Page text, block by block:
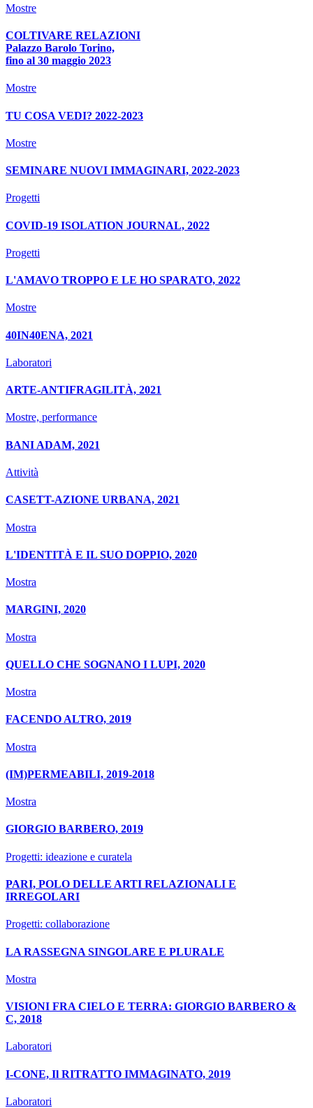
Mostre
COLTIVARE RELAZIONI
Palazzo Barolo Torino,
fino al 30 maggio 2023
Mostre
TU COSA VEDI? 2022-2023
Mostre
SEMINARE NUOVI IMMAGINARI, 2022-2023
Progetti
COVID-19 ISOLATION JOURNAL, 2022
Progetti
L'AMAVO TROPPO E LE HO SPARATO, 2022
Mostre
40IN40ENA, 2021
Laboratori
ARTE-ANTIFRAGILITÀ, 2021
Mostre, performance
BANI ADAM, 2021
Attività
CASETT-AZIONE URBANA, 2021
Mostra
L'IDENTITÀ E IL SUO DOPPIO, 2020
Mostra
MARGINI, 2020
Mostra
QUELLO CHE SOGNANO I LUPI, 2020
Mostra
FACENDO ALTRO, 2019
Mostra
(IM)PERMEABILI, 2019-2018
Mostra
GIORGIO BARBERO, 2019
Progetti: ideazione e curatela
PARI, POLO DELLE ARTI RELAZIONALI E
IRREGOLARI
Progetti: collaborazione
LA RASSEGNA SINGOLARE E PLURALE
Mostra
VISIONI FRA CIELO E TERRA: GIORGIO BARBERO &
C, 2018
Laboratori
I-CONE, Il RITRATTO IMMAGINATO, 2019
Laboratori